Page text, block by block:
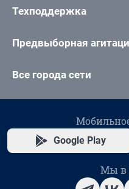
Техподдержка
Предвыборная
Все города сети
Google Play
Мы в